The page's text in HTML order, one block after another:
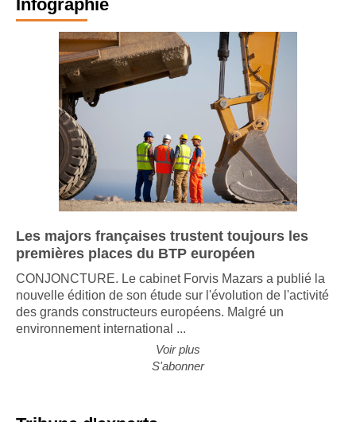
Infographie
Les majors françaises trustent toujours les
premières places du BTP européen
CONJONCTURE. Le cabinet Forvis Mazars a publié la
nouvelle édition de son étude sur l'évolution de l'activité
des grands constructeurs européens. Malgré un
Voir plus